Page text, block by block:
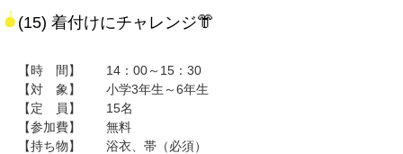
(15) 着付けにチャレンジ👘
【時 間】 14：00～15：30
【対 象】 小学3年生～6年生
【定 員】 15名
【参加費】 無料
【持ち物】 浴衣、帯（必須）